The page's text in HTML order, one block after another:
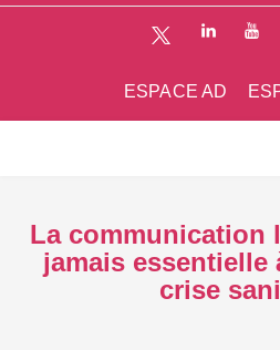
ESPACE AD
La communication
jamais essentielle
crise